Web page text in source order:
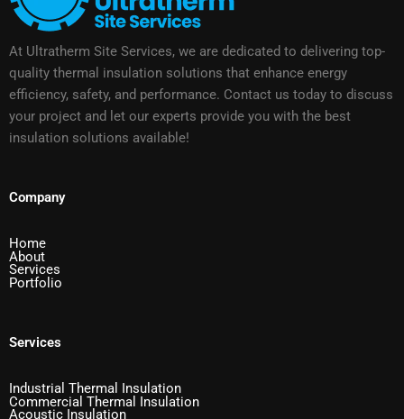
At Ultratherm Site Services, we are dedicated to delivering top-
quality thermal insulation solutions that enhance energy
efficiency, safety, and performance. Contact us today to discuss
your project and let our experts provide you with the best
insulation solutions available!
Company
Home
About
Services
Portfolio
Services
Industrial Thermal Insulation
Commercial Thermal Insulation
Acoustic Insulation